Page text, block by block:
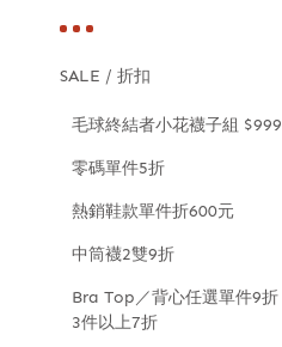
SALE / 折扣
毛球終結者小花襪子組 $999
零碼單件5折
熱銷鞋款單件折600元
中筒襪2雙9折
Bra Top／背心任選單件9折
3件以上7折